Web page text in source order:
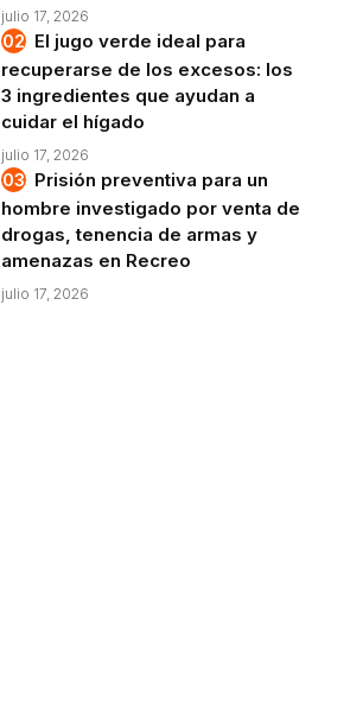
julio 17, 2026
El jugo verde ideal para
recuperarse de los excesos: los
3 ingredientes que ayudan a
cuidar el hígado
julio 17, 2026
Prisión preventiva para un
hombre investigado por venta de
drogas, tenencia de armas y
amenazas en Recreo
julio 17, 2026